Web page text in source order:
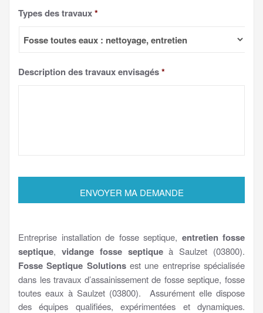
Types des travaux*
Description des travaux envisagés*
Entreprise installation de fosse septique, entretien fosse
septique, vidange fosse septiqueà Saulzet (03800).
Fosse Septique Solutionsest une entreprise spécialisée
dans les travaux d’assainissement de fosse septique, fosse
toutes eaux à Saulzet (03800). Assurément elle dispose
des équipes qualifiées, expérimentées et dynamiques.